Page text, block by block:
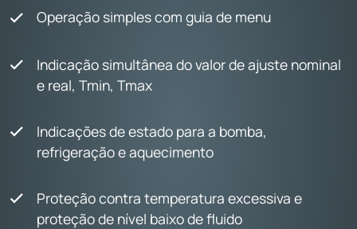
Operação simples com guia de menu
Indicação simultânea do valor de ajuste nominal
e real, Tmin, Tmax
Indicações de estado para a bomba,
refrigeração e aquecimento
Proteção contra temperatura excessiva e
proteção de nível baixo de fluido